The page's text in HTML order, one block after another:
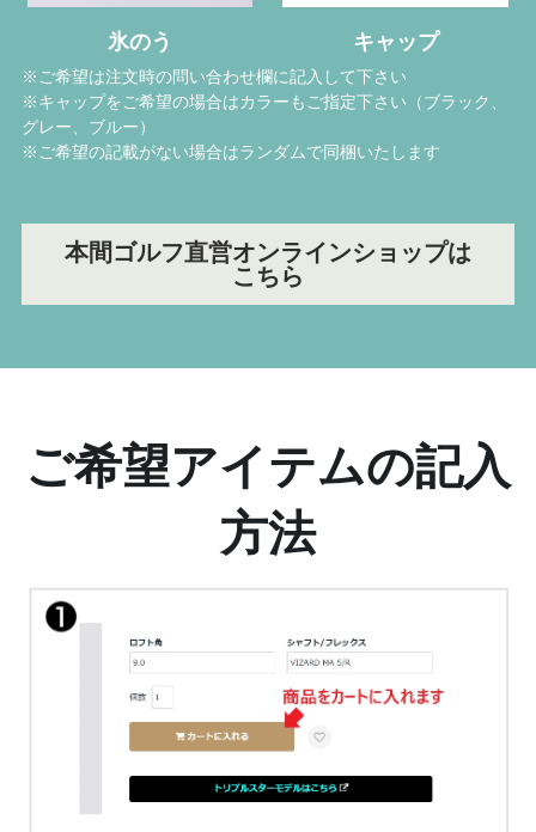
氷のう キャップ
※ご希望は注文時の問い合わせ欄に記入して下さい
※キャップをご希望の場合はカラーもご指定下さい（ブラック、
グレー、ブルー）
※ご希望の記載がない場合はランダムで同梱いたします
本間ゴルフ直営オンラインショップは
こちら
ご希望アイテムの記入
方法